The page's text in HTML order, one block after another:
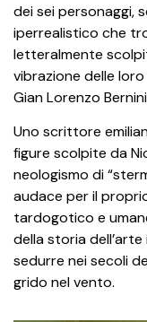
dei sei personaggi,
iperrealistico che
letteralmente
vibrazione delle
Gian Lorenzo
Uno scrittore
figure scolpite da
neologismo di
audace per il
tardogotico e
della storia
sedurre nei secoli
grido nel vento.